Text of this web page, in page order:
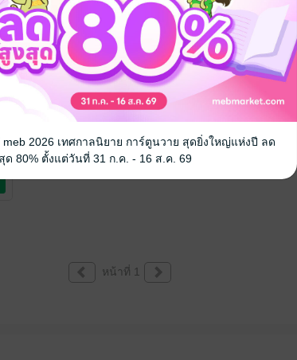
หน้าที่ 1
meb 2026 เทศกาลนิยาย การ์ตูนวาย สุดยิ่งใหญ่แห่งปี ลด
ด 80% ตั้งแต่วันที่ 31 ก.ค. - 16 ส.ค. 69